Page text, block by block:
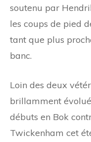
soutenu par
les coups de pied
tant que plus
banc.
Loin des deux
brillamment
débuts en Bok
Twickenham cet